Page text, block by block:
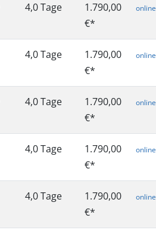
4,0 Tage
1.790,00
€*
online
4,0 Tage
1.790,00
€*
online
4,0 Tage
1.790,00
€*
online
4,0 Tage
1.790,00
€*
online
4,0 Tage
1.790,00
€*
online